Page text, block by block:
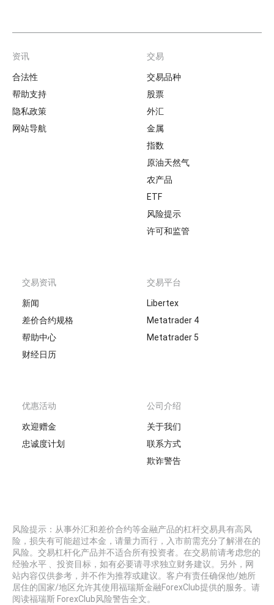
Footer
资讯
合法性
帮助支持
隐私政策
网站导航
交易
交易品种
股票
外汇
金属
指数
原油天然气
农产品
ETF
风险提示
许可和监管
交易资讯
新闻
差价合约规格
帮助中心
财经日历
交易平台
Libertex
Metatrader 4
Metatrader 5
优惠活动
欢迎赠金
忠诚度计划
公司介绍
关于我们
联系方式
欺诈警告
风险提示：从事外汇和差价合约等金融产品的杠杆交易具有高风
险，损失有可能超过本金，请量力而行，入市前需充分了解潜在的
风险。交易杠杆化产品并不适合所有投资者。在交易前请考虑您的
经验水平 、投资目标，如有必要请寻求独立财务建议。另外，网
站内容仅供参考，并不作为推荐或建议。客户有责任确保他/她所
居住的国家/地区允许其使用福瑞斯金融ForexClub提供的服务。请
阅读福瑞斯 ForexClub风险警告全文。